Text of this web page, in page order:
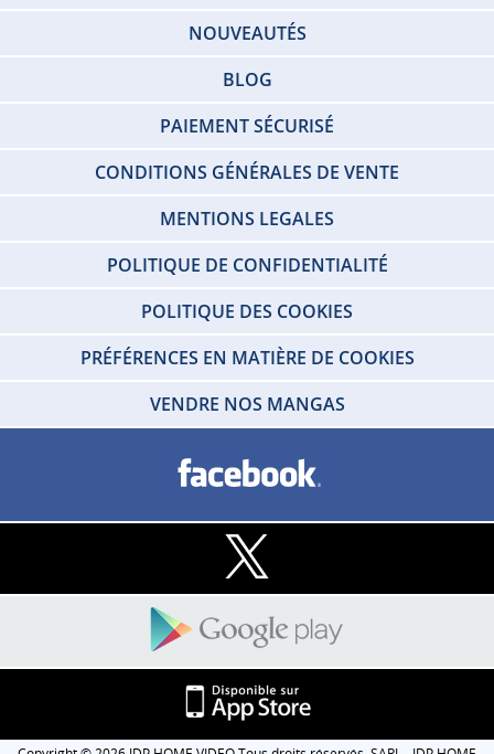
NOUVEAUTÉS
BLOG
PAIEMENT SÉCURISÉ
CONDITIONS GÉNÉRALES DE VENTE
MENTIONS LEGALES
POLITIQUE DE CONFIDENTIALITÉ
POLITIQUE DES COOKIES
PRÉFÉRENCES EN MATIÈRE DE COOKIES
VENDRE NOS MANGAS